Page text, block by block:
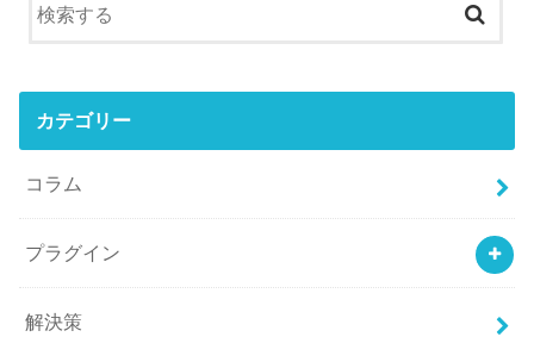
カテゴリー
コラム
プラグイン
解決策